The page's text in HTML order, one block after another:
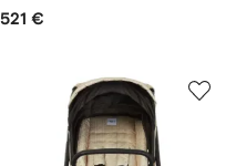
521 €